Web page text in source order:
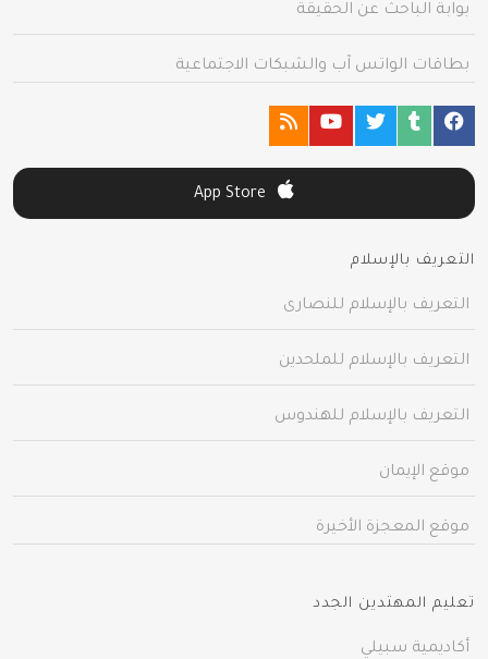
بوابة الباحث عن الحقيقة
بطاقات الواتس آب والشبكات الاجتماعية
التعريف بالإسلام
التعريف بالإسلام للنصارى
التعريف بالإسلام للملحدين
التعريف بالإسلام للهندوس
موقع الإيمان
موقع المعجزة الأخيرة
تعليم المهتدين الجدد
أكاديمية سبيلي